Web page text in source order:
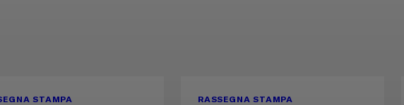
STAMPA RASSEGNA STAMPA